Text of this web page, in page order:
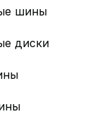
шины
диски